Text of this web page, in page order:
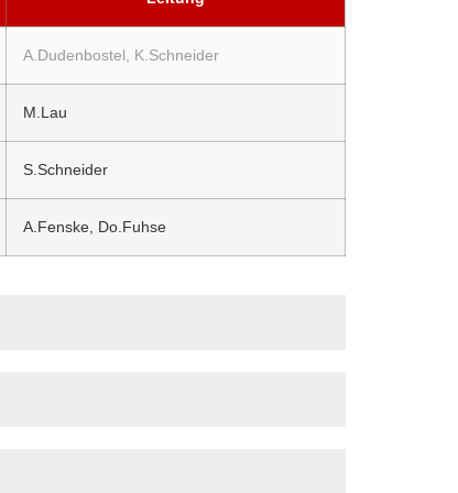
A.Dudenbostel, K.Schneider
M.Lau
S.Schneider
A.Fenske, Do.Fuhse